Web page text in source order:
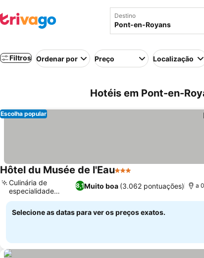
Destino
Filtros Ordenar por Preço Localização
Hotéis em Pont-en-
Escolha popular
Hôtel du Musée de l'Eau3 Estrelas
8,1Muito boa (3.062 pontuações)
Culinária de
especialidade
regional
a
Selecione as datas para ver os preços exatos.